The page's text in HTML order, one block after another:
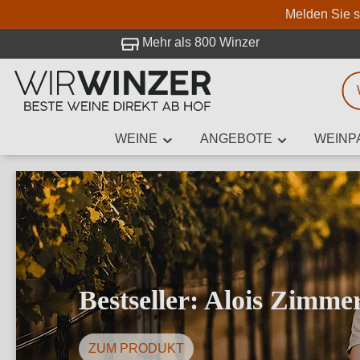
Melden Sie
Mehr als 800 Winzer
WEINE ANGEBOTE
Bestseller: Alois
ZUM PRODUKT
Weinsuche
Mindestens 3
bei WirWinzer.